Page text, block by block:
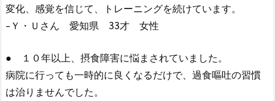
変化、感覚を信じて、トレーニングを続けています。
-Ｙ・Ｕさん 愛知県 33才 女性
● １０年以上、摂食障害に悩まされていました。
病院に行っても一時的に良くなるだけで、過食嘔吐の習慣
は治りませんでした。